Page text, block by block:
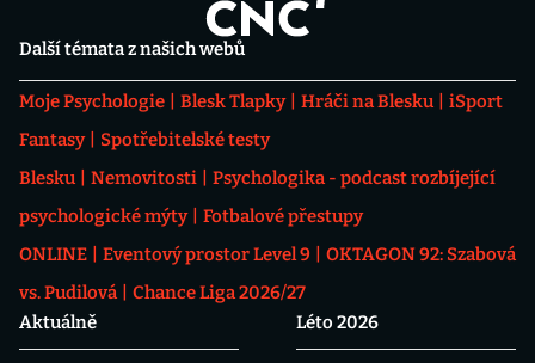
Další témata z našich webů
Moje Psychologie Blesk Tlapky Hráči na Blesku
iSport
Fantasy
Spotřebitelské testy
Blesku
Nemovitosti
Psychologika - podcast rozbíjející
psychologické mýty
Fotbalové přestupy
ONLINE
Eventový prostor Level 9
OKTAGON 92: Szabová
vs. Pudilová
Chance Liga 2026/27
Aktuálně
Léto 2026